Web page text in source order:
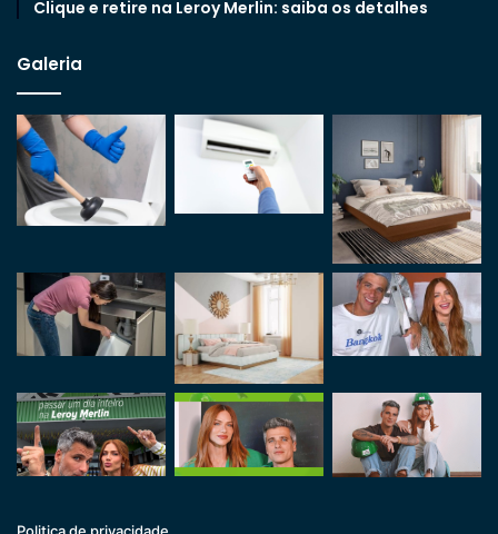
Clique e retire na Leroy Merlin: saiba os detalhes
Galeria
Politica de privacidade